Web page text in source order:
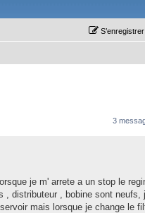
S’enregistrer
3
je m' arrete a un stop le
distributeur , bobine sont neufs,
mais lorsque je change le